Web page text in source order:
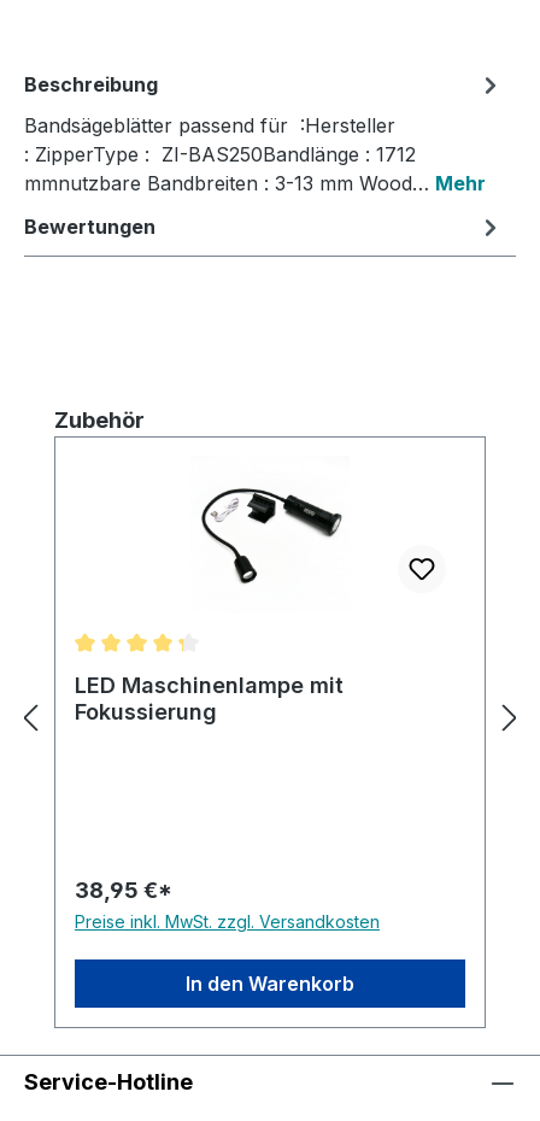
Beschreibung
Bandsägeblätter passend für :Hersteller
: ZipperType : ZI-BAS250Bandlänge : 1712
mmnutzbare Bandbreiten : 3-13 mm Wood… Mehr
Bewertungen
Produktgalerie überspringen
Zubehör
Durchschnittliche Bewertung von 4.25 von 5
LED Maschinenlampe mit
Fokussierung
38,95 €*
Preise inkl. MwSt. zzgl. Versandkosten
In den Warenkorb
Service-Hotline